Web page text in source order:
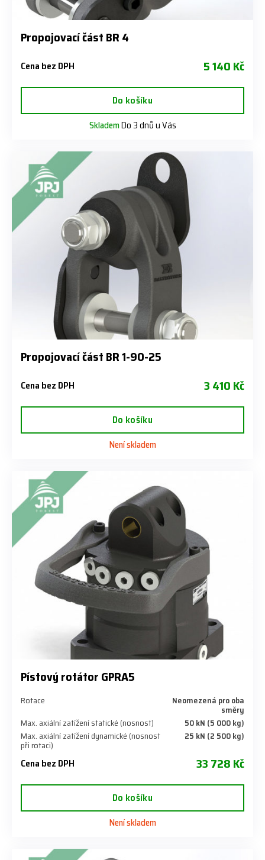
Propojovací část BR 4
Cena bez DPH 5 140 Kč
Do košíku
SklademDo 3 dnů u Vás
Propojovací část BR 1-90-25
Cena bez DPH 3 410 Kč
Do košíku
Není skladem
Pístový rotátor GPRA5
Rotace Neomezená pro oba
směry
Max. axiální zatížení statické (nosnost)
50 kN (5 000 kg)
Max. axiální zatížení dynamické (nosnost
při rotaci)
25 kN (2 500 kg)
Cena bez DPH 33 728 Kč
Do košíku
Není skladem